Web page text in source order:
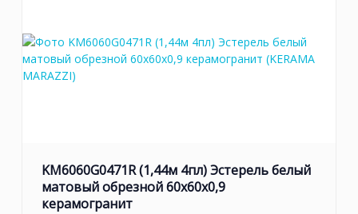
KM6060G0471R (1,44м 4пл) Эстерель белый
матовый обрезной 60x60x0,9
керамогранит